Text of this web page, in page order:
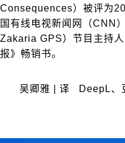
Consequences）被评为
国有线电视新闻网（CNN
Zakaria GPS）节目主持
报》畅销书。
吴卿雅 | 译 DeepL、